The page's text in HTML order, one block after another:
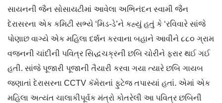
સાયનની જૈન સોસાયટીમાં આવેલા અભિનંદન સ્વામી જૈન
દેરાસરના એક કમિટી સભ્યે ‘મિડ-ડે’ને કહ્યું હતું કે ‘રવિવારે સાંજે
પોણાછ વાગ્યે એક મહિલા દર્શન કરવાના બહાને આવીને ૮૮૦ ગ્રામ
વજનની ચાંદીની પવિત્ર સિદ્ધચક્રની છબિ ચોરીને ફરાર થઈ ગઈ
હતી. સાંજે પૂજારી પૂજાની તૈયારી કરવા ગયા ત્યારે છબિ ગાયબ
જણાતાં દેરાસરના CCTV કૅમેરાનાં ફુટેજ તપાસ્યાં હતાં. એમાં એક
મહિલા અત્યંત ચાલાકીપૂર્વક મંત્રો કોતરેલી આ પવિત્ર છબિની